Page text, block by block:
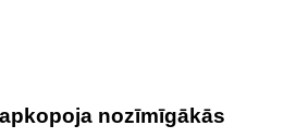
nozīmīgākās